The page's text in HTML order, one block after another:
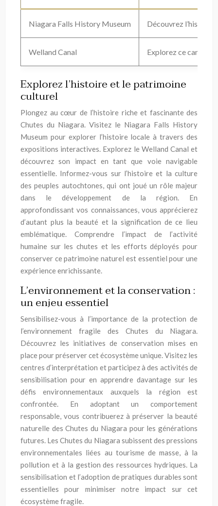
Niagara Falls History Museum Découvrez l’histoire
Welland Canal Explorez ce canal
Explorez l’histoire et le patrimoine
culturel
Plongez au cœur de l’histoire riche et fascinante des
Chutes du Niagara. Visitez le Niagara Falls History
Museum pour explorer l’histoire locale à travers des
expositions interactives. Explorez le Welland Canal et
découvrez son impact en tant que voie navigable
essentielle. Informez-vous sur l’histoire et la culture
des peuples autochtones, qui ont joué un rôle majeur
dans le développement de la région. En
approfondissant vos connaissances, vous apprécierez
d’autant plus la beauté et la signification de ce lieu
emblématique. Comprendre l’impact de l’activité
humaine sur les chutes et les efforts déployés pour
conserver ce patrimoine naturel est essentiel pour une
expérience enrichissante.
L’environnement et la conservation :
un enjeu essentiel
Sensibilisez-vous à l’importance de la protection de
l’environnement fragile des Chutes du Niagara.
Découvrez les initiatives de conservation mises en
place pour préserver cet écosystème unique. Visitez les
centres d’interprétation et participez à des activités de
sensibilisation pour en apprendre davantage sur les
défis environnementaux auxquels la région est
confrontée. En adoptant un comportement
responsable, vous contribuerez à préserver la beauté
naturelle des Chutes du Niagara pour les générations
futures. Les Chutes du Niagara subissent des pressions
environnementales liées au tourisme de masse, à la
pollution et à la gestion des ressources hydriques. La
sensibilisation et l’adoption de pratiques durables sont
essentielles pour minimiser notre impact sur cet
écosystème fragile.